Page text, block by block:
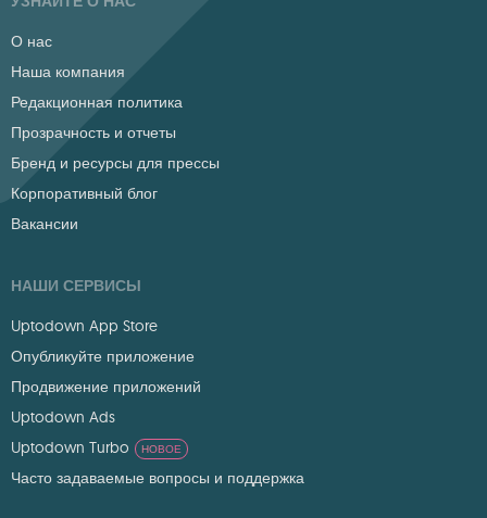
О нас
Наша компания
Редакционная политика
Прозрачность и отчеты
Бренд и ресурсы для прессы
Корпоративный блог
Вакансии
НАШИ СЕРВИСЫ
Uptodown App Store
Опубликуйте приложение
Продвижение приложений
Uptodown Ads
Uptodown Turbo
НОВОЕ
Часто задаваемые вопросы и поддержка